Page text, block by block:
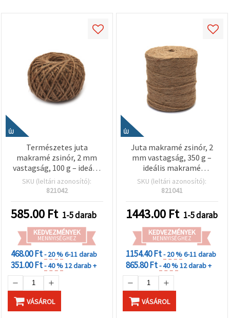
ÚJ
Természetes juta
makramé zsinór, 2 mm
vastagság, 100 g – ideális
makramé projektekhez,
dekorációs kézműves
handmade designokhoz
SKU (leltári azonosító):
821042
585.00 Ft 1-5 darab
KEDVEZMÉNYEK
MENNYISÉGHEZ
468.00 Ft- 20 %6-11 darab
351.00 Ft- 40 %12 darab +
VÁSÁROL
ÚJ
Juta makramé zsinór, 2
mm vastagság, 350 g –
ideális makramé
projektekhez, dekorációs
kézműves munkákhoz és
alkotásokhoz
SKU (leltári azonosító):
821041
1443.00 Ft 1-5 darab
KEDVEZMÉNYEK
MENNYISÉGHEZ
1154.40 Ft- 20 %6-11 darab
865.80 Ft- 40 %12 darab +
VÁSÁROL